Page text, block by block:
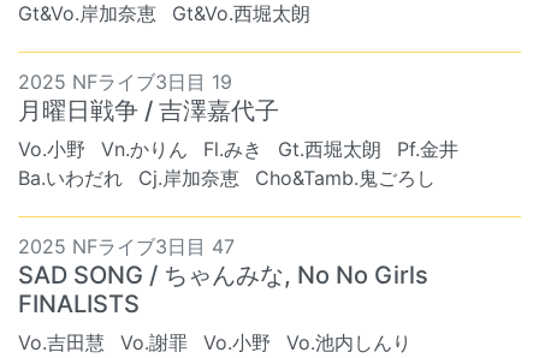
Gt&Vo.岸加奈恵 Gt&Vo.西堀太朗
2025 NFライブ3日目 19
月曜日戦争 / 吉澤嘉代子
Vo.小野 Vn.かりん Fl.みき Gt.西堀太朗
Pf.金井
Ba.いわだれ
Cj.岸加奈恵 Cho&Tamb.鬼ごろし
2025 NFライブ3日目 47
SAD SONG / ちゃんみな, No No Girls
FINALISTS
Vo.吉田慧 Vo.謝罪 Vo.小野
Vo.池内しんり